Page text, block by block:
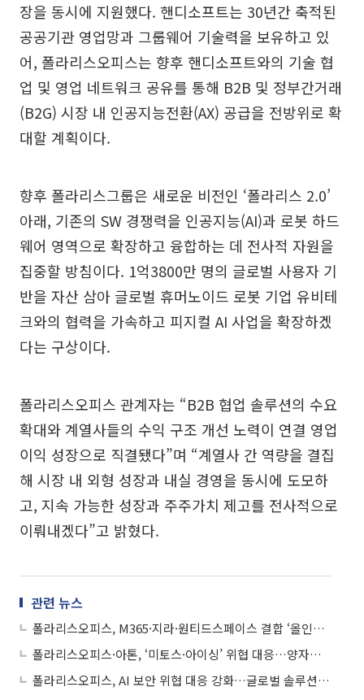
장을 동시에 지원했다. 핸디소프트는 30년간 축적된
공공기관 영업망과 그룹웨어 기술력을 보유하고 있
어, 폴라리스오피스는 향후 핸디소프트와의 기술 협
업 및 영업 네트워크 공유를 통해 B2B 및 정부간거래
(B2G) 시장 내 인공지능전환(AX) 공급을 전방위로 확
대할 계획이다.
향후 폴라리스그룹은 새로운 비전인 ‘폴라리스 2.0’
아래, 기존의 SW 경쟁력을 인공지능(AI)과 로봇 하드
웨어 영역으로 확장하고 융합하는 데 전사적 자원을
집중할 방침이다. 1억3800만 명의 글로벌 사용자 기
반을 자산 삼아 글로벌 휴머노이드 로봇 기업 유비테
크와의 협력을 가속하고 피지컬 AI 사업을 확장하겠
다는 구상이다.
폴라리스오피스 관계자는 “B2B 협업 솔루션의 수요
확대와 계열사들의 수익 구조 개선 노력이 연결 영업
이익 성장으로 직결됐다”며 “계열사 간 역량을 결집
해 시장 내 외형 성장과 내실 경영을 동시에 도모하
고, 지속 가능한 성장과 주주가치 제고를 전사적으로
이뤄내겠다”고 밝혔다.
관련 뉴스
폴라리스오피스, M365·지라·원티드스페이스 결합 ‘올인원 패키지’ 출시…B2B 정조준
폴라리스오피스·아톤, ‘미토스·아이싱’ 위협 대응…양자보안 웹오피스 구축
폴라리스오피스, AI 보안 위협 대응 강화…글로벌 솔루션 도입 확대